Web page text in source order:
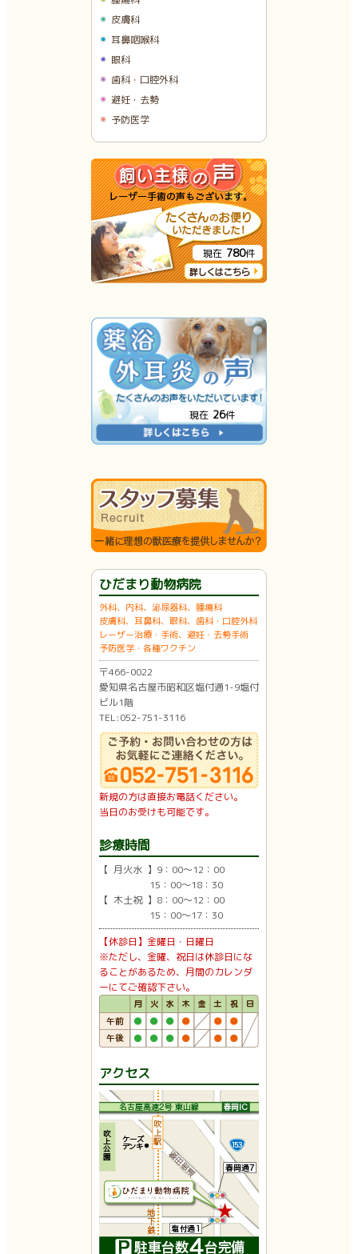
皮膚科
耳鼻咽喉科
眼科
歯科・口腔外科
避妊・去勢
予防医学
現在 780件
現在 26件
ひだまり動物病院
外科、内科、泌尿器科、腫瘍科
皮膚科、耳鼻科、眼科、歯科・口腔外科
レーザー治療・手術、避妊・去勢手術
予防医学・各種ワクチン
〒466-0022
愛知県名古屋市昭和区塩付通1-9塩付
ビル1階
TEL:052-751-3116
新規の方は直接お電話ください。
当日のお受けも可能です。
診療時間
【 月火水 】9：00〜12：00
15：00〜18：30
【 木土祝 】8：00〜12：00
15：00〜17：30
【休診日】金曜日・日曜日
※ただし、金曜、祝日は休診日にな
ることがあるため、月間のカレンダ
ーにてご確認下さい。
アクセス